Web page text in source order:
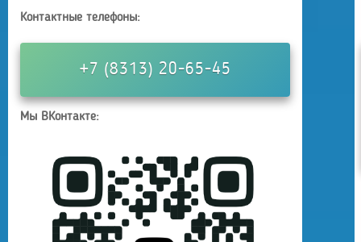
Контактные телефоны:
+7 (8313) 20-65-45
Мы ВКонтакте: